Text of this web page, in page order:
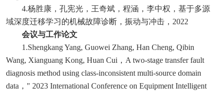
4.杨胜康，孔宪光，王奇斌，程涵，李中权，基于多源
域深度迁移学习的机械故障诊断，振动与冲击，2022
会议与工作论文
1.Shengkang Yang, Guowei Zhang, Han Cheng, Qibin
Wang, Xianguang Kong, Huan Cui，A two-stage transfer fault
diagnosis method using class-inconsistent multi-source domain
data，" 2023 International Conference on Equipment Intelligent